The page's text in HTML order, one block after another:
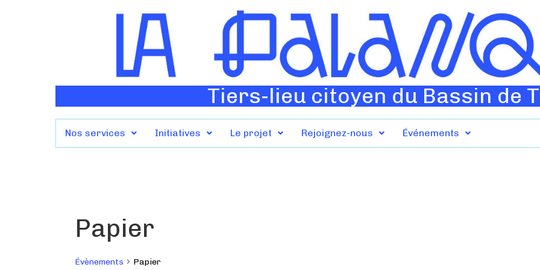
Tiers-lieu citoyen du Bassin de
Nos services Initiatives Le projet Rejoignez-nous Événements
Papier
Évènements Papier